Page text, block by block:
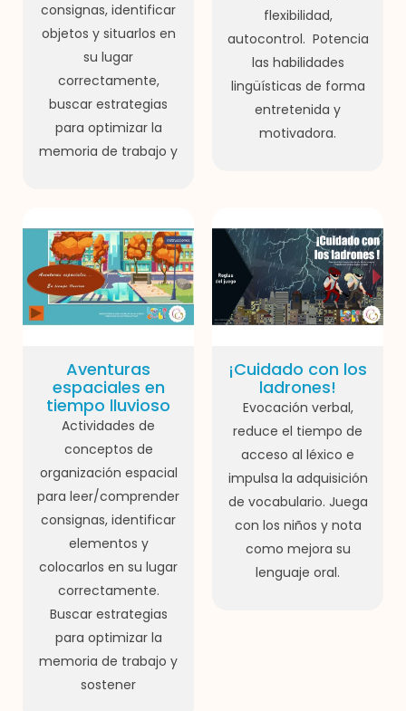
consignas, identificar
objetos y situarlos en
su lugar
correctamente,
buscar estrategias
para optimizar la
memoria de trabajo y
flexibilidad,
autocontrol. Potencia
las habilidades
lingüísticas de forma
entretenida y
motivadora.
Aventuras
espaciales en
tiempo lluvioso
Actividades de
conceptos de
organización espacial
para leer/comprender
consignas, identificar
elementos y
colocarlos en su lugar
correctamente.
Buscar estrategias
para optimizar la
memoria de trabajo y
sostener
¡Cuidado con los
ladrones!
Evocación verbal,
reduce el tiempo de
acceso al léxico e
impulsa la adquisición
de vocabulario. Juega
con los niños y nota
como mejora su
lenguaje oral.